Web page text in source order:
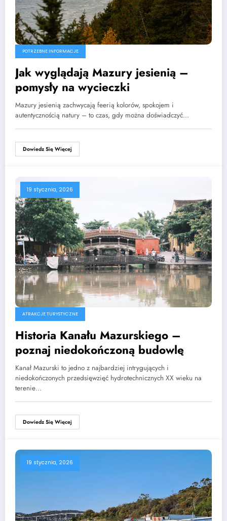
POTRZEBNE INFORMACJE
Jak wyglądają Mazury jesienią –
pomysły na wycieczki
Mazury jesienią zachwycają feerią kolorów, spokojem i
autentycznością natury – to czas, gdy można doświadczyć…
Dowiedz Się Więcej
19 stycznia, 2026
ATRAKCJE TURYSTYCZNE
Historia Kanału Mazurskiego –
poznaj niedokończoną budowlę
Kanał Mazurski to jedno z najbardziej intrygujących i
niedokończonych przedsięwzięć hydrotechnicznych XX wieku na
terenie…
Dowiedz Się Więcej
19 stycznia, 2026